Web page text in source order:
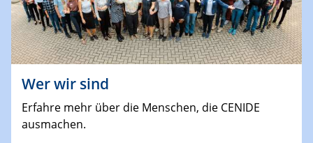
Wer wir sind
Erfahre mehr über die Menschen, die CENIDE
ausmachen.